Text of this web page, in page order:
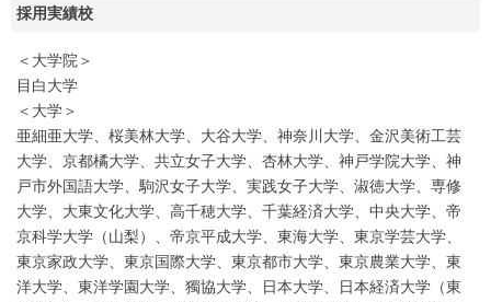
採用実績校
＜大学院＞
目白大学
＜大学＞
亜細亜大学、桜美林大学、大谷大学、神奈川大学、金沢美術工芸
大学、京都橘大学、共立女子大学、杏林大学、神戸学院大学、神
戸市外国語大学、駒沢女子大学、実践女子大学、淑徳大学、専修
大学、大東文化大学、高千穂大学、千葉経済大学、中央大学、帝
京科学大学（山梨）、帝京平成大学、東海大学、東京学芸大学、
東京家政大学、東京国際大学、東京都市大学、東京農業大学、東
洋大学、東洋学園大学、獨協大学、日本大学、日本経済大学（東